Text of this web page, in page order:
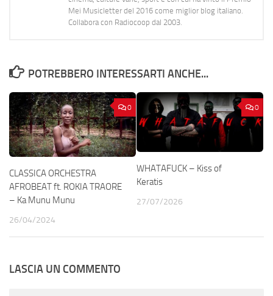
Mei Musicletter del 2016 come miglior blog italiano.
Collabora con Radiocoop dal 2003.
POTREBBERO INTERESSARTI ANCHE...
0
CLASSICA ORCHESTRA
AFROBEAT ft. ROKIA TRAORE
– Ka Munu Munu
26/04/2024
0
WHATAFUCK – Kiss of
Keratis
27/07/2026
LASCIA UN COMMENTO